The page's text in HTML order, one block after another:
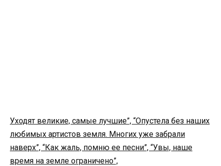
Уходят великие, самые лучшие”, “Опустела без наших
любимых артистов земля. Многих уже забрали
наверх”, “Как жаль, помню ее песни”, “Увы, наше
время на земле ограничено”,